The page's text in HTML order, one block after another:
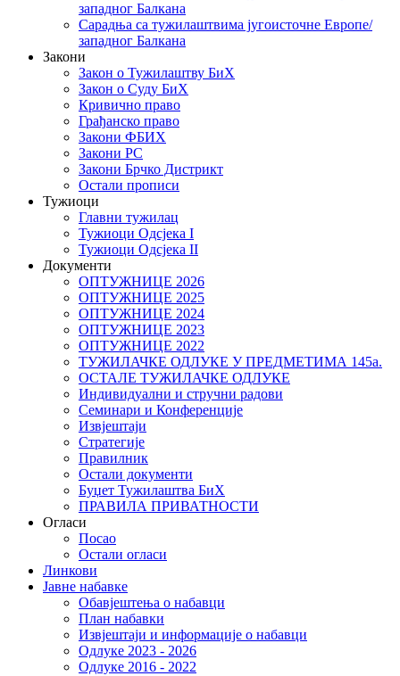
западног Балкана
Сарадња са тужилаштвима југоисточне Европе/
западног Балкана
Закони
Закон о Тужилаштву БиХ
Закон о Суду БиХ
Кривично право
Грађанско право
Закони ФБИХ
Закони РС
Закони Брчко Дистрикт
Остали прописи
Тужиоци
Главни тужилац
Тужиоци Oдсјекa I
Тужиоци Oдсјекa II
Документи
ОПТУЖНИЦЕ 2026
ОПТУЖНИЦЕ 2025
ОПТУЖНИЦЕ 2024
ОПТУЖНИЦЕ 2023
ОПТУЖНИЦЕ 2022
ТУЖИЛАЧКЕ ОДЛУКЕ У ПРЕДМЕТИМА 145а.
ОСТАЛЕ ТУЖИЛАЧКЕ ОДЛУКЕ
Индивидуални и стручни радови
Семинари и Конференције
Извјештаји
Стратегије
Правилник
Остали документи
Буџет Тужилаштва БиХ
ПРАВИЛА ПРИВАТНОСТИ
Огласи
Посао
Остали огласи
Линкови
Јавне набавке
Обавјештења о набавци
План набавки
Извјештаји и информације о набавци
Одлуке 2023 - 2026
Одлуке 2016 - 2022